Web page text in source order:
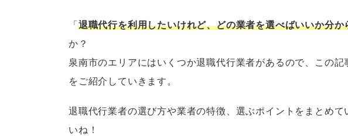
「 退職代行を利用したいけれど、どの業者を選べばいいか分か
か？
泉南市のエリアにはいくつか退職代行業者があるので、この記
をご紹介していきます。
退職代行業者の選び方や業者の特徴、選ぶポイントをまとめて
いね！